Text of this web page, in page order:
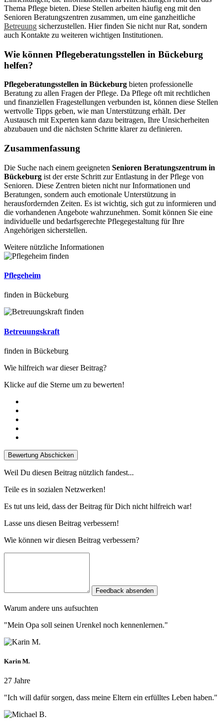
Thema Pflege bieten. Diese Stellen arbeiten häufig eng mit den
Senioren Beratungszentren zusammen, um eine ganzheitliche
Betreuung sicherzustellen. Hier finden Sie nicht nur Rat, sondern
auch Kontakte zu weiteren wichtigen Institutionen.
Wie können Pflegeberatungsstellen in Bückeburg
helfen?
Pflegeberatungsstellen in Bückeburg bieten professionelle
Beratung zu allen Fragen der Pflege. Da Pflege oft mit rechtlichen
und finanziellen Fragestellungen verbunden ist, können diese Stellen
wertvolle Tipps geben, wie man Unterstützung erhält. Der
Austausch mit Experten kann dazu beitragen, Ihre Unsicherheiten
abzubauen und die nächsten Schritte klarer zu definieren.
Zusammenfassung
Die Suche nach einem geeigneten Senioren Beratungszentrum in
Bückeburg ist der erste Schritt zur Entlastung in der Pflege von
Senioren. Diese Zentren bieten nicht nur Informationen und
Beratungen, sondern auch emotionale Unterstützung in
herausfordernden Zeiten. Es ist wichtig, sich gut zu informieren und
die vorhandenen Angebote wahrzunehmen. Somit können Sie eine
individuelle und bedarfsgerechte Pflegegestaltung für Ihre
Angehörigen sicherstellen.
Weitere nützliche Informationen
Pflegeheim
finden in Bückeburg
Betreuungskraft
finden in Bückeburg
Wie hilfreich war dieser Beitrag?
Klicke auf die Sterne um zu bewerten!
Bewertung Abschicken
Weil Du diesen Beitrag nützlich fandest...
Teile es in sozialen Netzwerken!
Es tut uns leid, dass der Beitrag für Dich nicht hilfreich war!
Lasse uns diesen Beitrag verbessern!
Wie können wir diesen Beitrag verbessern?
Feedback absenden
Warum andere uns aufsuchten
"Mein Opa soll seinen Urenkel noch kennenlernen."
Karin M.
27 Jahre
"Ich will dafür sorgen, dass meine Eltern ein erfülltes Leben haben."